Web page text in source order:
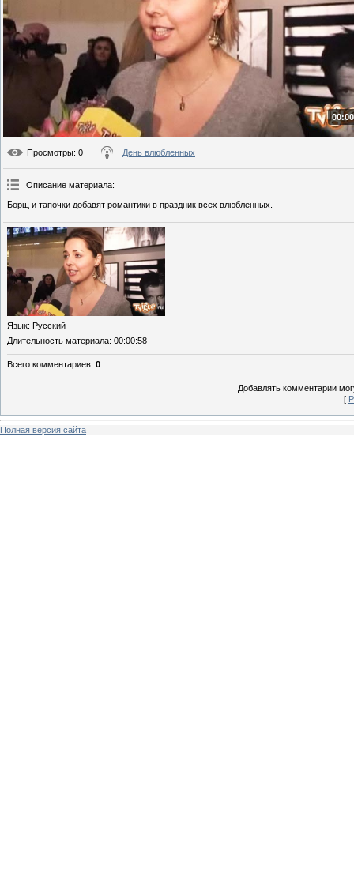
Просмотры: 0 День влюбленных
Описание материала:
Борщ и тапочки добавят романтики в праздник всех влюбленных.
Язык: Русский
Длительность материала: 00:00:58
Всего комментариев: 0
Добавлять комментарии
[
Полная версия сайта